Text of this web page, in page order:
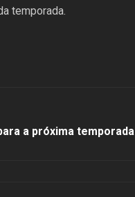
temporada.
a próxima temporada